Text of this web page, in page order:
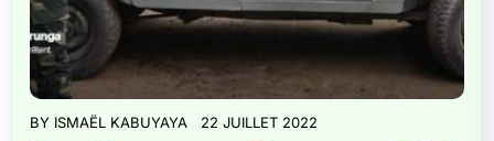
BY ISMAËL KABUYAYA 22 JUILLET 2022